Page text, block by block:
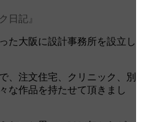
日記』
た大阪に設計事務所を設立し
、注文住宅、クリニック、別
な作品を持たせて頂きまし